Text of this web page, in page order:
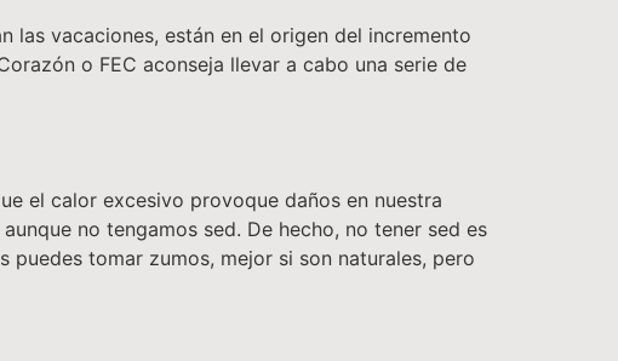
las vacaciones, están en el origen del incremento
o FEC aconseja llevar a cabo una serie de
el calor excesivo provoque daños en nuestra
no tengamos sed. De hecho, no tener sed es
puedes tomar zumos, mejor si son naturales, pero